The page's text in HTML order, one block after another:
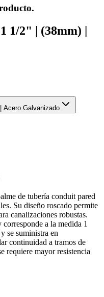
1/2" | (38mm) |
Acero Galvanizado
de tubería conduit pared
Su diseño roscado permite
canalizaciones robustas.
a la medida 1
se suministra en
continuidad a tramos de
requiere mayor resistencia